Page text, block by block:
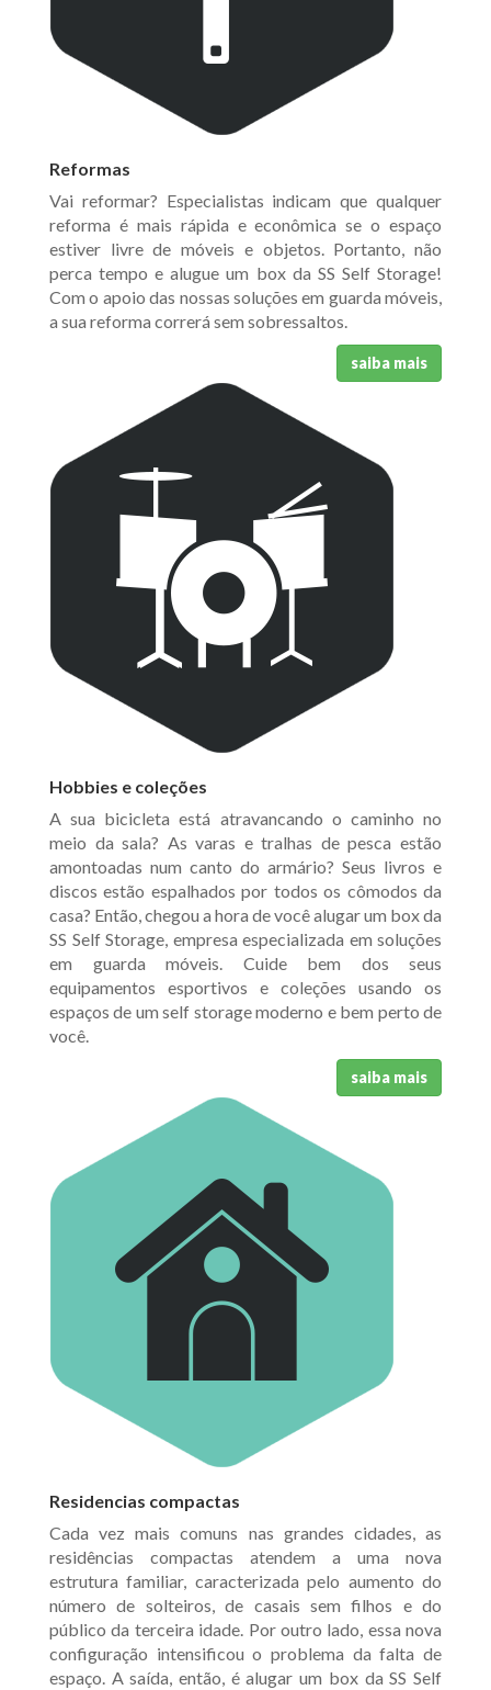
Reformas
Vai reformar? Especialistas indicam que qualquer
reforma é mais rápida e econômica se o espaço
estiver livre de móveis e objetos. Portanto, não
perca tempo e alugue um box da SS Self Storage!
Com o apoio das nossas soluções em guarda móveis,
a sua reforma correrá sem sobressaltos.
saiba mais
Hobbies e coleções
A sua bicicleta está atravancando o caminho no
meio da sala? As varas e tralhas de pesca estão
amontoadas num canto do armário? Seus livros e
discos estão espalhados por todos os cômodos da
casa? Então, chegou a hora de você alugar um box da
SS Self Storage, empresa especializada em soluções
em guarda móveis. Cuide bem dos seus
equipamentos esportivos e coleções usando os
espaços de um self storage moderno e bem perto de
você.
saiba mais
Residencias compactas
Cada vez mais comuns nas grandes cidades, as
residências compactas atendem a uma nova
estrutura familiar, caracterizada pelo aumento do
número de solteiros, de casais sem filhos e do
público da terceira idade. Por outro lado, essa nova
configuração intensificou o problema da falta de
espaço. A saída, então, é alugar um box da SS Self